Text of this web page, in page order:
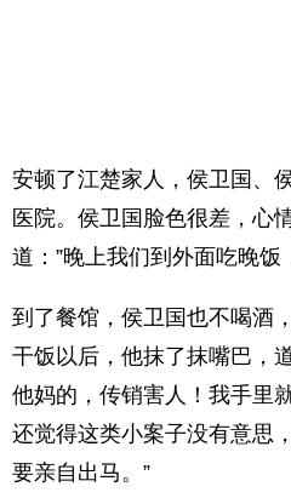
安顿了江楚家人，侯卫国、
医院。侯卫国脸色很差，心
道：”晚上我们到外面吃晚饭
到了餐馆，侯卫国也不喝酒
干饭以后，他抹了抹嘴巴，
他妈的，传销害人！我手里
还觉得这类小案子没有意思
要亲自出马。”